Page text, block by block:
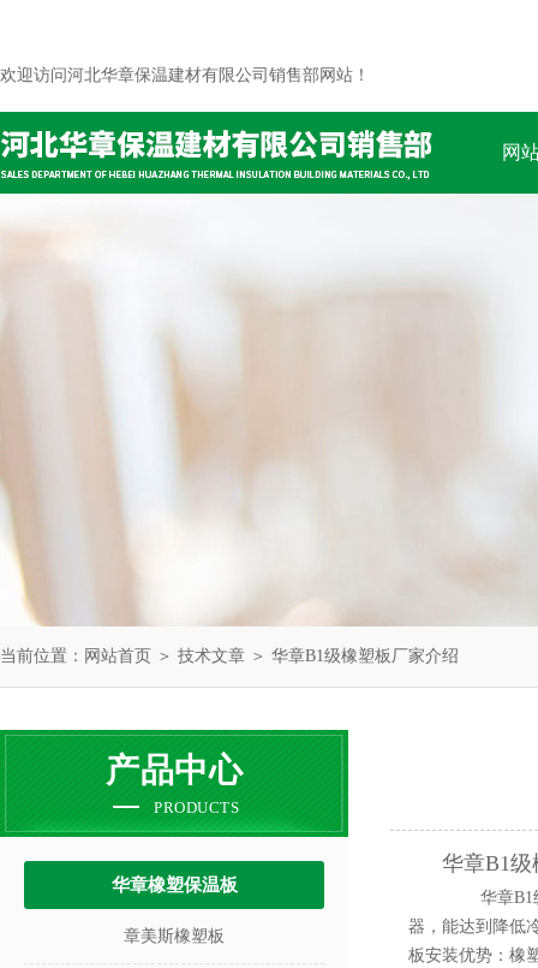
欢迎访问河北华章保温建材有限公司销售部网站！
网
当前位置： 网站首页 ＞ 技术文章 ＞ 华章B1级橡塑板厂家介绍
产品中心
PRODUCTS
华章橡塑保温板
章美斯橡塑板
华章B1
华章B1
器，能达到降低
板安装优势：橡